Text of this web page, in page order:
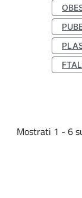
Mostrati 1 - 6